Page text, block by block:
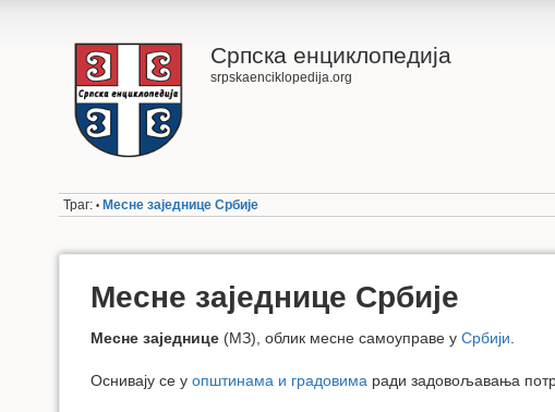
Српска енциклопедија
srpskaenciklopedija.org
Траг: • Месне заједнице Србије
Месне заједнице Србије
Месне заједнице (МЗ), облик месне самоуправе у Србији.
Оснивају се у општинама и градовима ради задовољавања